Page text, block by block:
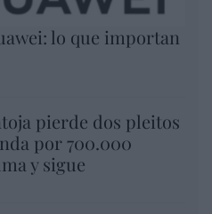
lo que importan
pierde dos pleitos
por 700.000
y sigue